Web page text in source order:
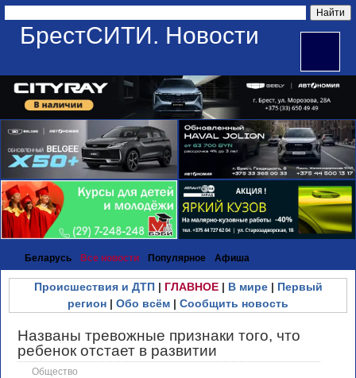
БрестСИТИ. Новости
Беларусь Все новости Популярное Афиша
Происшествия и ДТП| ГЛАВНОЕ| В мире| Первый
регион | Обо всём | Сообщить новость
Названы тревожные признаки того, что
ребенок отстает в развитии
Общество